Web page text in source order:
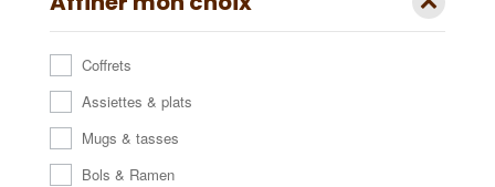
Coffrets
Assiettes & plats
Mugs & tasses
Bols & Ramen